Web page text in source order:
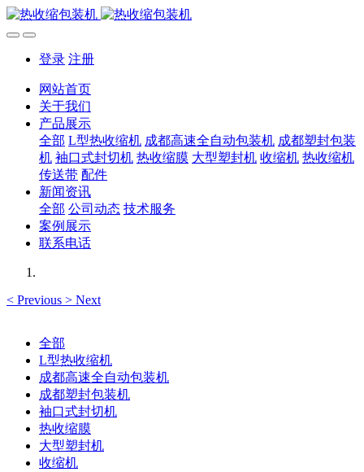
登录 注册
网站首页
关于我们
产品展示
全部 L型热收缩机 成都高速全自动包装机 成都塑封包装
机 袖口式封切机 热收缩膜 大型塑封机 收缩机 热收缩机
传送带 配件
新闻资讯
全部 公司动态 技术服务
案例展示
联系电话
< Previous > Next
全部
L型热收缩机
成都高速全自动包装机
成都塑封包装机
袖口式封切机
热收缩膜
大型塑封机
收缩机